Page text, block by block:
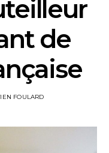
de
FOULARD